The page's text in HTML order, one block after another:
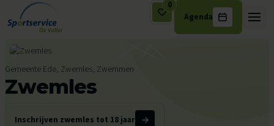
Ga naar de inhoud
0
Agenda
Gemeente Ede, Zwemles, Zwemmen
Zwemles
Inschrijven zwemles tot 18 jaar